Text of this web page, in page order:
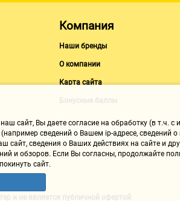
Компания
Наши бренды
О компании
Карта сайта
Бонусные баллы
и не является публичной офертой
cайт, Вы даете согласие на обработку (в т.ч.
сведений о Вашем ip-адресе, сведений
сайт, сведения о Ваших действиях на сайте и
и обзоров. Если Вы согласны, продолжайте
сайт.